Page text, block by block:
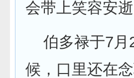
会带上笑容安
伯多禄于7月
候，口里还在